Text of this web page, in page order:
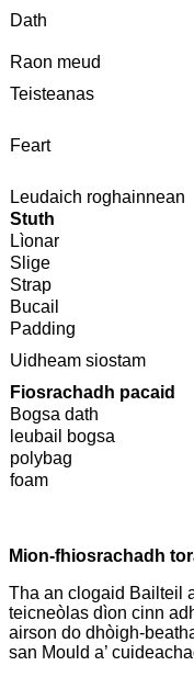
Dath
Raon meud
Teisteanas
Feart
Leudaich roghainnean
Stuth
Lìonar
Slige
Strap
Bucail
Padding
Uidheam siostam
Fiosrachadh pacaid
Bogsa dath
leubail bogsa
polybag
foam
Mion-fhiosrachadh
Tha an clogaid Bailteil
teicneòlas dìon cinn
airson do dhòigh-
san Mould a’